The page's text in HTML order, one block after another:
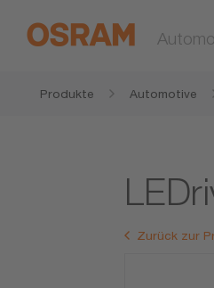
Produkte Automotive
Zurück zur